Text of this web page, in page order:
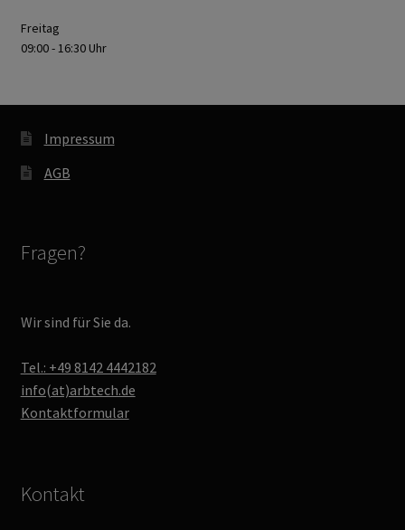
Freitag
09:00 - 16:30 Uhr
Impressum
AGB
Fragen?
Wir sind für Sie da.
Tel.: +49 8142 4442182
info(at)arbtech.de
Kontaktformular
Kontakt